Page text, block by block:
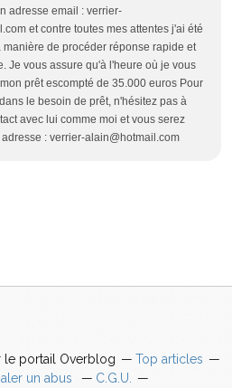
adresse email : verrier-
et contre toutes mes attentes j'ai été
manière de procéder réponse rapide et
Je vous assure qu'à l'heure où je vous
prêt escompté de 35.000 euros Pour
le besoin de prêt, n'hésitez pas à
avec lui comme moi et vous serez
: verrier-alain@hotmail.com
le portail Overblog
Top articles
un abus
C.G.U.